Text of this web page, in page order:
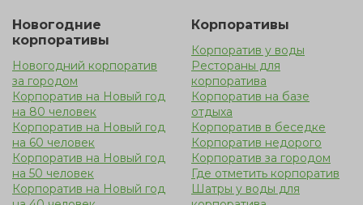
Новогодние
корпоративы
Новогодний корпоратив
за городом
Корпоратив на Новый год
на 80 человек
Корпоратив на Новый год
на 60 человек
Корпоратив на Новый год
на 50 человек
Корпоратив на Новый год
Корпоративы
Корпоратив у воды
Рестораны для
корпоратива
Корпоратив на базе
отдыха
Корпоратив в беседке
Корпоратив недорого
Корпоратив за городом
Где отметить корпоратив
Шатры у воды для